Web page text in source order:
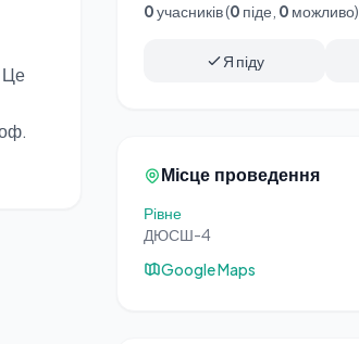
Це
0учасників (0 піде, 0 можливо)
Я піду
Місце проведення
Рівне
ДЮСШ-4
Google Maps